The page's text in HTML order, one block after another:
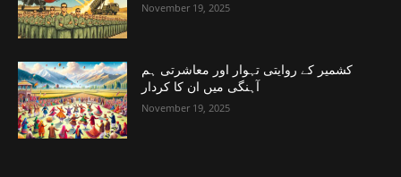
November 19, 2025
کشمیر کے روایتی تہوار اور معاشرتی ہم
آہنگی میں ان کا کردار
November 19, 2025